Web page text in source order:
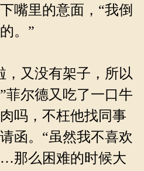
嘴里的意面，“我倒
。”
又没有架子，所以
菲尔德又吃了一口牛
吗，不枉他找同事
函。“虽然我不喜欢
那么困难的时候大